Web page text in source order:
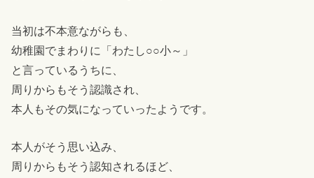
当初は不本意ながらも、
幼稚園でまわりに「わたし○○小～」
と言っているうちに、
周りからもそう認識され、
本人もその気になっていったようです。
本人がそう思い込み、
周りからもそう認知されるほど、